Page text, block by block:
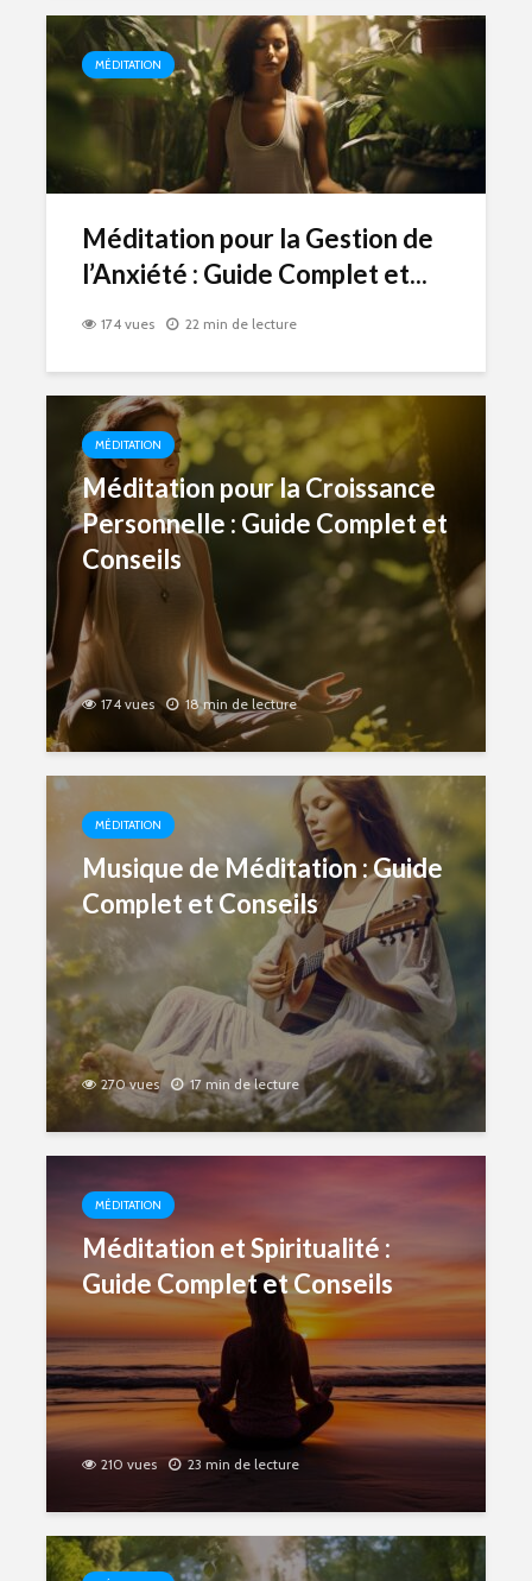
MÉDITATION
Méditation pour la Gestion de
l’Anxiété : Guide Complet et...
174 vues 22 min de lecture
MÉDITATION
Méditation pour la Croissance
Personnelle : Guide Complet et
Conseils
174 vues 18 min de lecture
MÉDITATION
Musique de Méditation : Guide
Complet et Conseils
270 vues 17 min de lecture
MÉDITATION
Méditation et Spiritualité :
Guide Complet et Conseils
210 vues 23 min de lecture